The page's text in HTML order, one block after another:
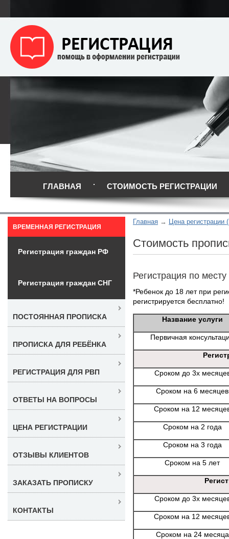
ГЛАВНАЯ СТОИМОСТЬ РЕГИСТРАЦИИ
Главная Цена регистрации
Стоимость
Регистрация по
*Ребенок до 18 лет при
регистрируется бесплатно!
Название услуги
Первичная
Сроком до 3х
Сроком на 6 месяцев
Сроком на 12
Сроком на 2 года
Сроком на 3 года
Сроком на 5 лет
Сроком до 3х
Сроком на 12
Сроком на 24 месяца
ВРЕМЕННАЯ РЕГИСТРАЦИЯ
Регистрация граждан РФ
Регистрация граждан СНГ
ПОСТОЯННАЯ ПРОПИСКА
ПРОПИСКА ДЛЯ РЕБЁНКА
РЕГИСТРАЦИЯ ДЛЯ РВП
ОТВЕТЫ НА ВОПРОСЫ
ЦЕНА РЕГИСТРАЦИИ
ОТЗЫВЫ КЛИЕНТОВ
ЗАКАЗАТЬ ПРОПИСКУ
КОНТАКТЫ